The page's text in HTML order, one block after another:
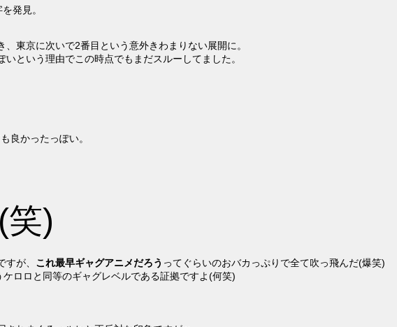
発見。
東京に次いで2番目という意外きわまりない展開に。
という理由でこの時点でもまだスルーしてました。
良かったっぽい。
)
が、 これ最早ギャグアニメだろう ってぐらいのおバカっぷりで全て吹っ飛んだ(爆笑)
ロロと同等のギャグレベルである証拠ですよ(何笑)